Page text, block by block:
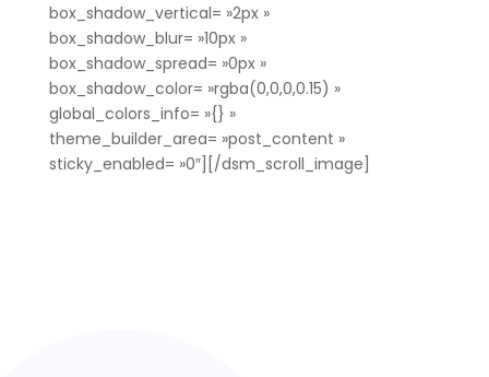
box_shadow_vertical= »2px »
box_shadow_blur= »10px »
box_shadow_spread= »0px »
box_shadow_color= »rgba(0,0,0,0.15) »
global_colors_info= »{} »
theme_builder_area= »post_content »
sticky_enabled= »0″][/dsm_scroll_image]